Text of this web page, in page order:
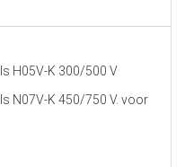
H05V-K 300/500 V
N07V-K 450/750 V. voor